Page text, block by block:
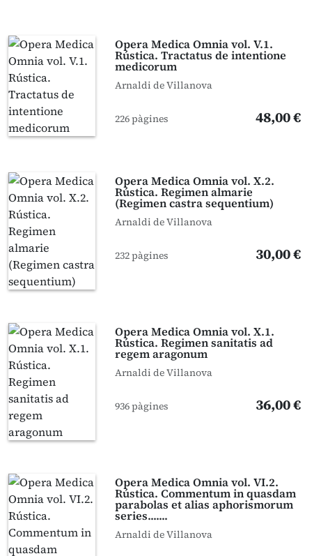
Opera Medica Omnia vol. V.1.
Rústica. Tractatus de intentione
medicorum
Arnaldi de Villanova
226 pàgines 48,00 €
Opera Medica Omnia vol. X.2.
Rústica. Regimen almarie
(Regimen castra sequentium)
Arnaldi de Villanova
232 pàgines 30,00 €
Opera Medica Omnia vol. X.1.
Rústica. Regimen sanitatis ad
regem aragonum
Arnaldi de Villanova
936 pàgines 36,00 €
Opera Medica Omnia vol. VI.2.
Rústica. Commentum in quasdam
parabolas et alias aphorismorum
series.......
Arnaldi de Villanova